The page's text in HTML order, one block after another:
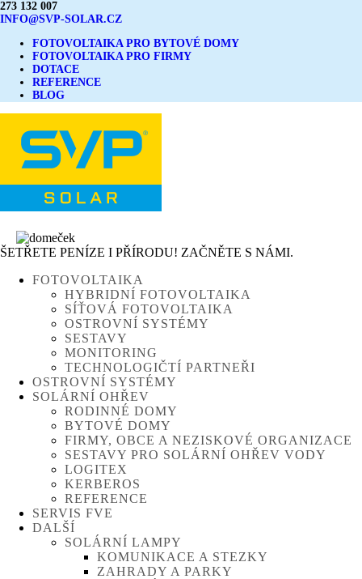
273 132 007
INFO@SVP-SOLAR.CZ
FOTOVOLTAIKA PRO BYTOVÉ DOMY
FOTOVOLTAIKA PRO FIRMY
DOTACE
REFERENCE
BLOG
ŠETŘETE PENÍZE I PŘÍRODU! ZAČNĚTE S NÁMI.
FOTOVOLTAIKA
HYBRIDNÍ FOTOVOLTAIKA
SÍŤOVÁ FOTOVOLTAIKA
OSTROVNÍ SYSTÉMY
SESTAVY
MONITORING
TECHNOLOGIČTÍ PARTNEŘI
OSTROVNÍ SYSTÉMY
SOLÁRNÍ OHŘEV
RODINNÉ DOMY
BYTOVÉ DOMY
FIRMY, OBCE A NEZISKOVÉ ORGANIZACE
SESTAVY PRO SOLÁRNÍ OHŘEV VODY
LOGITEX
KERBEROS
REFERENCE
SERVIS FVE
DALŠÍ
SOLÁRNÍ LAMPY
KOMUNIKACE A STEZKY
ZAHRADY A PARKY